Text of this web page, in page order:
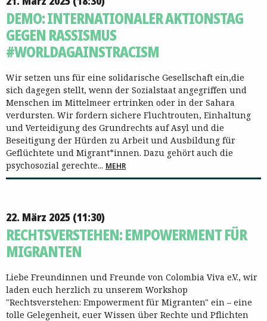
DEMO: INTERNATIONALER AKTIONSTAG
GEGEN RASSISMUS
#WORLDAGAINSTRACISM
Wir setzen uns für eine solidarische Gesellschaft ein,die
sich dagegen stellt, wenn der Sozialstaat angegriffen und
Menschen im Mittelmeer ertrinken oder in der Sahara
verdursten. Wir fordern sichere Fluchtrouten, Einhaltung
und Verteidigung des Grundrechts auf Asyl und die
Beseitigung der Hürden zu Arbeit und Ausbildung für
Geflüchtete und Migrant*innen. Dazu gehört auch die
psychosozial gerechte... MEHR
22. März 2025 (11:30)
RECHTSVERSTEHEN: EMPOWERMENT FÜR
MIGRANTEN
Liebe Freundinnen und Freunde von Colombia Viva e.V., wir
laden euch herzlich zu unserem Workshop
"Rechtsverstehen: Empowerment für Migranten" ein – eine
tolle Gelegenheit, euer Wissen über Rechte und Pflichten